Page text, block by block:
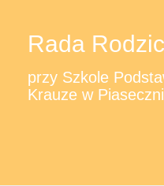
Rada
przy Szkole
Krauze w